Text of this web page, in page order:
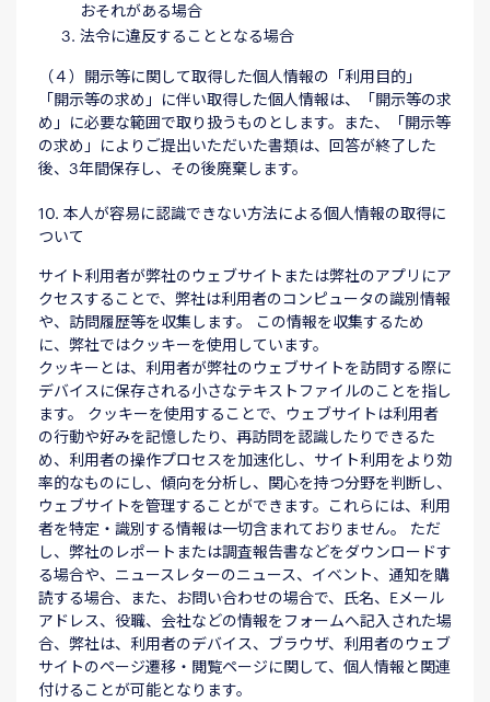
おそれがある場合
法令に違反することとなる場合
（４）開示等に関して取得した個人情報の「利用目的」
「開示等の求め」に伴い取得した個人情報は、「開示等の求
め」に必要な範囲で取り扱うものとします。また、「開示等
の求め」によりご提出いただいた書類は、回答が終了した
後、3年間保存し、その後廃棄します。
10. 本人が容易に認識できない方法による個人情報の取得に
ついて
サイト利用者が弊社のウェブサイトまたは弊社のアプリにア
クセスすることで、弊社は利用者のコンピュータの識別情報
や、訪問履歴等を収集します。 この情報を収集するため
に、弊社ではクッキーを使用しています。
クッキーとは、利用者が弊社のウェブサイトを訪問する際に
デバイスに保存される小さなテキストファイルのことを指し
ます。 クッキーを使用することで、ウェブサイトは利用者
の行動や好みを記憶したり、再訪問を認識したりできるた
め、利用者の操作プロセスを加速化し、サイト利用をより効
率的なものにし、傾向を分析し、関心を持つ分野を判断し、
ウェブサイトを管理することができます。これらには、利用
者を特定・識別する情報は一切含まれておりません。 ただ
し、弊社のレポートまたは調査報告書などをダウンロードす
る場合や、ニュースレターのニュース、イベント、通知を購
読する場合、また、お問い合わせの場合で、氏名、Eメール
アドレス、役職、会社などの情報をフォームへ記入された場
合、弊社は、利用者のデバイス、ブラウザ、利用者のウェブ
サイトのページ遷移・閲覧ページに関して、個人情報と関連
付けることが可能となります。